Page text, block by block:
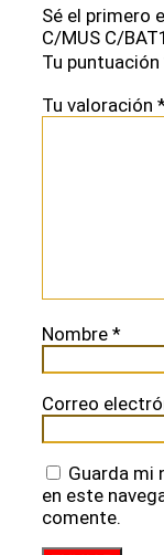
Sé el primero
C/MUS C/
Tu puntuación
Tu valoración
Nombre *
Correo
Guarda mi
en este
comente.